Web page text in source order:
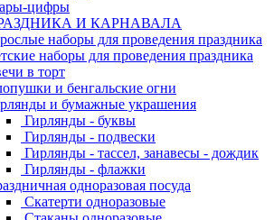
цифры
И КАРНАВАЛА
наборы для проведения праздника
наборы для проведения праздника
в торт
и бенгальские огни
и бумажные украшения
Гирлянды - буквы
Гирлянды - подвески
Гирлянды - тассел, занавесы - дождик
Гирлянды - флажки
одноразовая посуда
Скатерти одноразовые